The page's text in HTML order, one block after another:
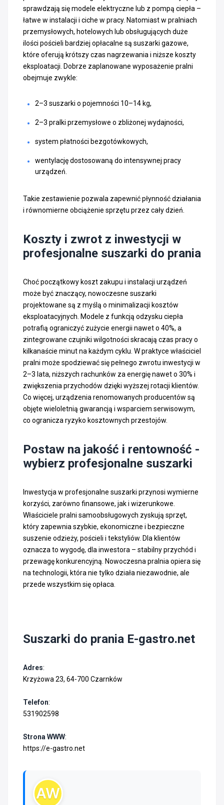
sprawdzają się modele elektryczne lub z pompą ciepła –
łatwe w instalacji i ciche w pracy. Natomiast w pralniach
przemysłowych, hotelowych lub obsługujących duże
ilości pościeli bardziej opłacalne są suszarki gazowe,
które oferują krótszy czas nagrzewania i niższe koszty
eksploatacji. Dobrze zaplanowane wyposażenie pralni
obejmuje zwykle:
2–3 suszarki o pojemności 10–14 kg,
2–3 pralki przemysłowe o zbliżonej wydajności,
system płatności bezgotówkowych,
wentylację dostosowaną do intensywnej pracy
urządzeń.
Takie zestawienie pozwala zapewnić płynność działania
i równomierne obciążenie sprzętu przez cały dzień.
Koszty i zwrot z inwestycji w
profesjonalne suszarki do prania
Choć początkowy koszt zakupu i instalacji urządzeń
może być znaczący, nowoczesne suszarki
projektowane są z myślą o minimalizacji kosztów
eksploatacyjnych. Modele z funkcją odzysku ciepła
potrafią ograniczyć zużycie energii nawet o 40%, a
zintegrowane czujniki wilgotności skracają czas pracy o
kilkanaście minut na każdym cyklu. W praktyce właściciel
pralni może spodziewać się pełnego zwrotu inwestycji w
2–3 lata, niższych rachunków za energię nawet o 30% i
zwiększenia przychodów dzięki wyższej rotacji klientów.
Co więcej, urządzenia renomowanych producentów są
objęte wieloletnią gwarancją i wsparciem serwisowym,
co ogranicza ryzyko kosztownych przestojów.
Postaw na jakość i rentowność -
wybierz profesjonalne suszarki
Inwestycja w profesjonalne suszarki przynosi wymierne
korzyści, zarówno finansowe, jak i wizerunkowe.
Właściciele pralni samoobsługowych zyskują sprzęt,
który zapewnia szybkie, ekonomiczne i bezpieczne
suszenie odzieży, pościeli i tekstyliów. Dla klientów
oznacza to wygodę, dla inwestora – stabilny przychód i
przewagę konkurencyjną. Nowoczesna pralnia opiera się
na technologii, która nie tylko działa niezawodnie, ale
przede wszystkim się opłaca.
Suszarki do prania E-gastro.net
Adres:
Krzyżowa 23, 64-700 Czarnków
Telefon:
531902598
Strona WWW:
https://e-gastro.net
AW